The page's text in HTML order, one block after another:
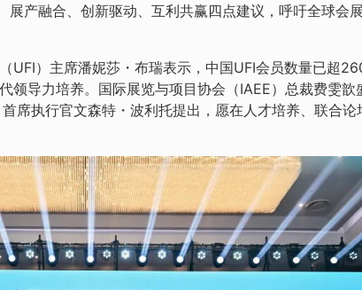
展产融合、创新驱动、互利共赢四点建议，呼吁全球会
UFI）主席潘妮莎・布瑞表示，中国UFI会员数量已超
领导力培养。国际展览与项目协会（IAEE）总裁费雯歆
席执行官文森特・波利托提出，愿在人才培养、联合论